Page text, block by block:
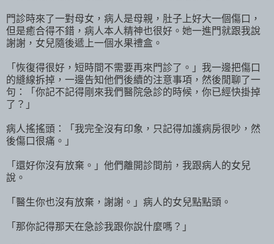
門診時來了一對母女，病人是母親，肚子上好大一個傷口，
但是癒合得不錯，病人本人精神也很好。她一進門就跟我說
謝謝，女兒隨後遞上一個水果禮盒。
「恢復得很好，短時間不需要再來門診了。」我一邊把傷口
的縫線拆掉，一邊告知他們後續的注意事項，然後閒聊了一
句：「你記不記得剛來我們醫院急診的時候，你已經快掛掉
了？」
病人搖搖頭：「我完全沒有印象，只記得加護病房很吵，然
後傷口很痛。」
「還好你沒有放棄。」他們離開診間前，我跟病人的女兒
說。
「醫生你也沒有放棄，謝謝。」病人的女兒點點頭。
「那你記得那天在急診我跟你說什麼嗎？」